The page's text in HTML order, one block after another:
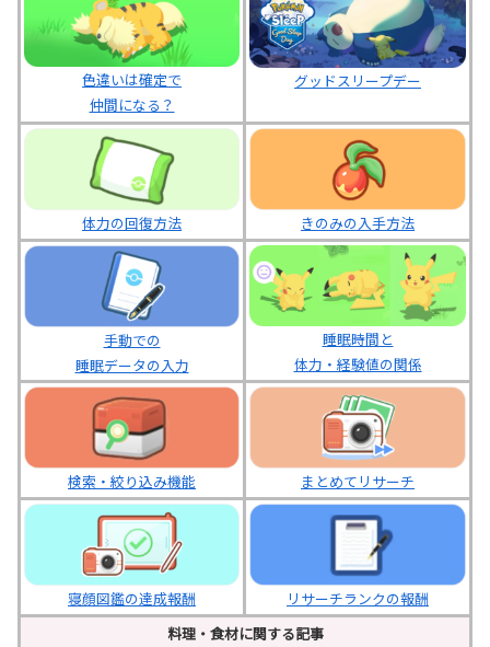
色違いは確定で
仲間になる？
グッドスリープデー
体力の回復方法 きのみの入手方法
手動での
睡眠データの入力
睡眠時間と
体力・経験値の関係
検索・絞り込み機能 まとめてリサーチ
寝顔図鑑の達成報酬
リサーチランクの報酬
料理・食材に関する記事